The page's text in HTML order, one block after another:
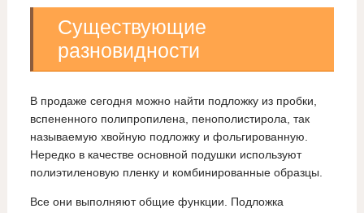
Существующие
разновидности
В продаже сегодня можно найти подложку из пробки,
вспененного полипропилена, пенополистирола, так
называемую хвойную подложку и фольгированную.
Нередко в качестве основной подушки используют
полиэтиленовую пленку и комбинированные образцы.
Все они выполняют общие функции. Подложка